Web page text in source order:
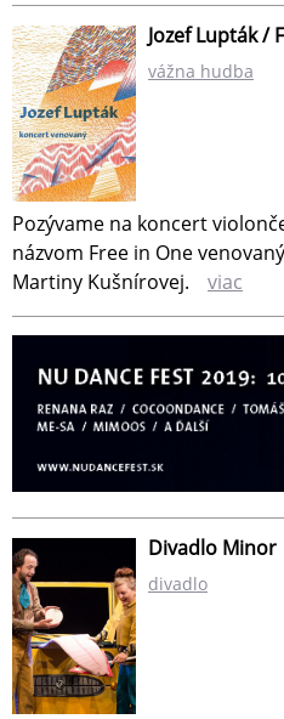
Jozef Lupták /
vážna hudba
Pozývame na koncert
názvom Free in One
Martiny Kušnírovej.
viac
Divadlo Minor
divadlo